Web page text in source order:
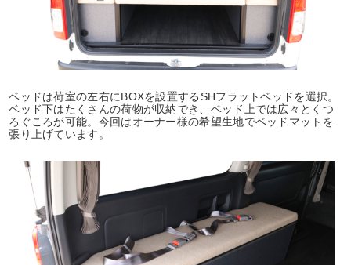
ベッドは荷室の左右にBOXを設置するSHフラットベッドを選択。
ベッド下はたくさんの荷物が収納でき、ベッド上では広々とくつ
ろぐころが可能。今回はオーナー様の希望生地でベッドマットを
張り上げています。